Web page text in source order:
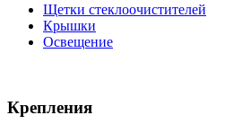
Щетки стеклоочистителей
Крышки
Освещение
Крепления